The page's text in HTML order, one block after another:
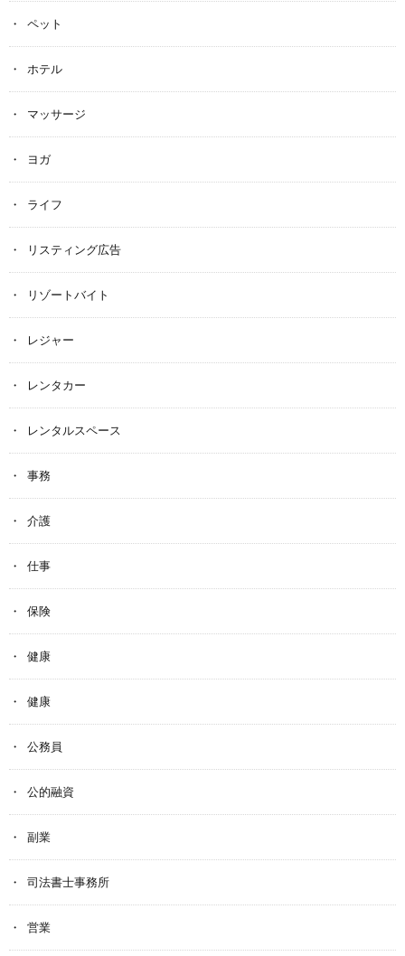
ペット
ホテル
マッサージ
ヨガ
ライフ
リスティング広告
リゾートバイト
レジャー
レンタカー
レンタルスペース
事務
介護
仕事
保険
健康
健康
公務員
公的融資
副業
司法書士事務所
営業